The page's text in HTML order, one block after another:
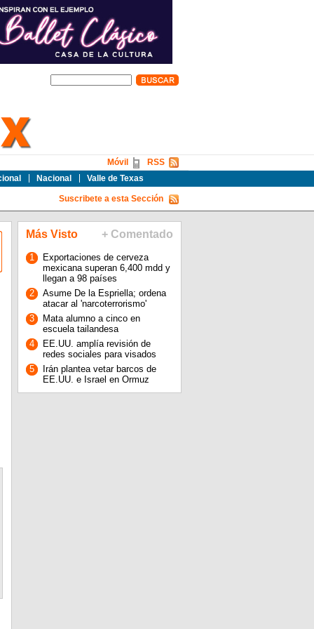
Nacional Valle de Texas
RSS
Móvil
Suscribete a esta Sección
Más Visto + Comentado
1
Exportaciones de cerveza
mexicana superan 6,400 mdd y
llegan a 98 países
2
Asume De la Espriella; ordena
atacar al 'narcoterrorismo'
3
Mata alumno a cinco en
escuela tailandesa
4
EE.UU. amplía revisión de
redes sociales para visados
5
Irán plantea vetar barcos de
EE.UU. e Israel en Ormuz